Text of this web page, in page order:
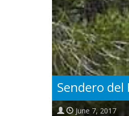
Sendero del
June 7, 2017